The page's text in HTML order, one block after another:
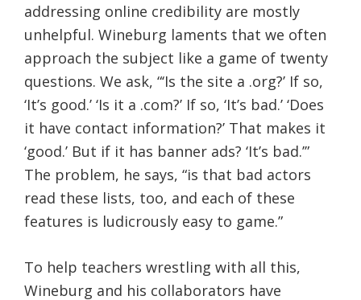
addressing online credibility are mostly
unhelpful. Wineburg laments that we often
approach the subject like a game of twenty
questions. We ask, “‘Is the site a .org?’ If so,
‘It’s good.’ ‘Is it a .com?’ If so, ‘It’s bad.’ ‘Does
it have contact information?’ That makes it
‘good.’ But if it has banner ads? ‘It’s bad.’”
The problem, he says, “is that bad actors
read these lists, too, and each of these
features is ludicrously easy to game.”
To help teachers wrestling with all this,
Wineburg and his collaborators have